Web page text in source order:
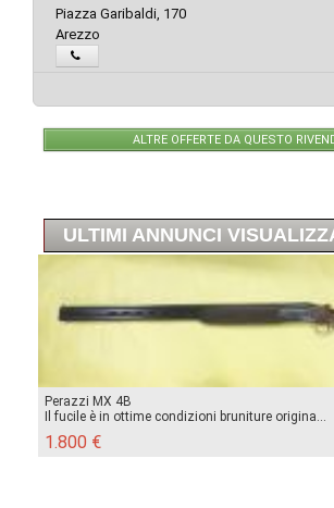
Piazza Garibaldi, 170
Arezzo
ALTRE OFFERTE DA QUESTO
ULTIMI ANNUNCI
Perazzi MX 4B
Il fucile è in ottime condizioni bruniture origina...
1.800 €